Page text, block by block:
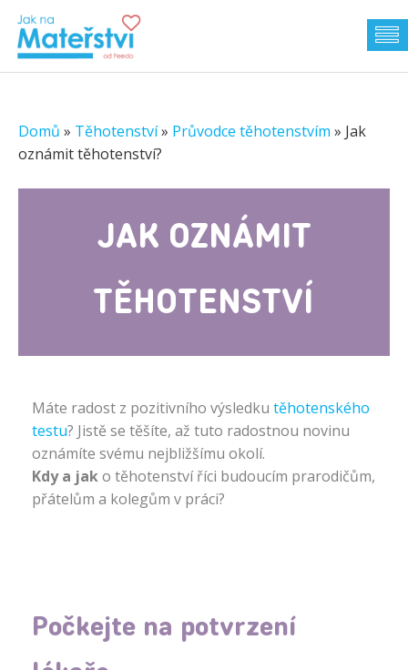
Domů » Těhotenství» Průvodce těhotenstvím » Jak
oznámit těhotenství?
JAK OZNÁMIT
TĚHOTENSTVÍ
Máte radost z pozitivního výsledku těhotenského
testu? Jistě se těšíte, až tuto radostnou novinu
oznámíte svému nejbližšímu okolí.
Kdy a jako těhotenství říci budoucím prarodičům,
přátelům a kolegům v práci?
Počkejte na potvrzení